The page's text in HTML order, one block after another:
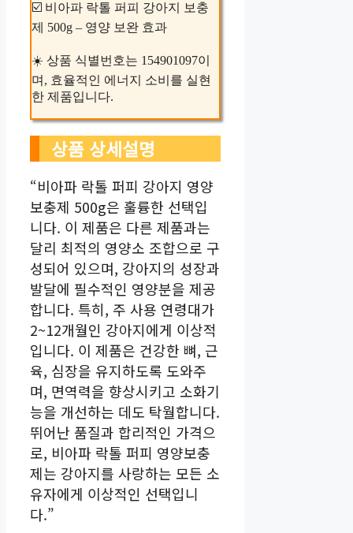
☑️ 비아파 락톨 퍼피 강아지 보충
제 500g – 영양 보완 효과
☀️ 상품 식별번호는 154901097이
며, 효율적인 에너지 소비를 실현
한 제품입니다.
상품 상세설명
“비아파 락톨 퍼피 강아지 영양
보충제 500g은 훌륭한 선택입
니다. 이 제품은 다른 제품과는
달리 최적의 영양소 조합으로 구
성되어 있으며, 강아지의 성장과
발달에 필수적인 영양분을 제공
합니다. 특히, 주 사용 연령대가
2~12개월인 강아지에게 이상적
입니다. 이 제품은 건강한 뼈, 근
육, 심장을 유지하도록 도와주
며, 면역력을 향상시키고 소화기
능을 개선하는 데도 탁월합니다.
뛰어난 품질과 합리적인 가격으
로, 비아파 락톨 퍼피 영양보충
제는 강아지를 사랑하는 모든 소
유자에게 이상적인 선택입니
다.”